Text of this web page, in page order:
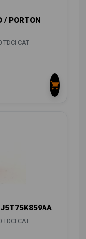
/ PORTON
TDCI CAT
TDCI CAT